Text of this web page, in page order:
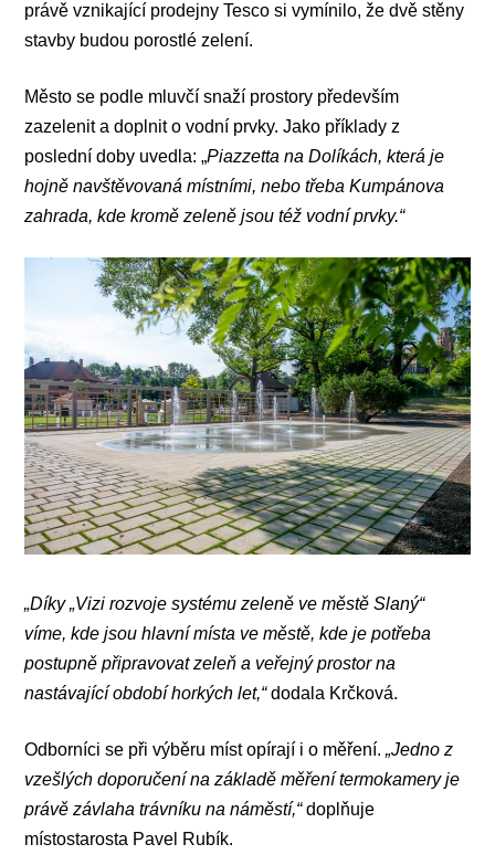
právě vznikající prodejny Tesco si vymínilo, že dvě stěny
stavby budou porostlé zelení.
Město se podle mluvčí snaží prostory především
zazelenit a doplnit o vodní prvky. Jako příklady z
poslední doby uvedla: „Piazzetta na Dolíkách, která je
hojně navštěvovaná místními, nebo třeba Kumpánova
zahrada, kde kromě zeleně jsou též vodní prvky.“
„Díky „Vizi rozvoje systému zeleně ve městě Slaný“
víme, kde jsou hlavní místa ve městě, kde je potřeba
postupně připravovat zeleň a veřejný prostor na
nastávající období horkých let,“dodala Krčková.
Odborníci se při výběru míst opírají i o měření. „Jedno z
vzešlých doporučení na základě měření termokamery je
právě závlaha trávníku na náměstí,“doplňuje
místostarosta Pavel Rubík.